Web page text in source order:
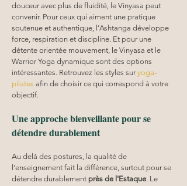
douceur avec plus de fluidité, le Vinyasa peut
convenir. Pour ceux qui aiment une pratique
soutenue et authentique, l’Ashtanga développe
force, respiration et discipline. Et pour une
détente orientée mouvement, le Vinyasa et le
Warrior Yoga dynamique sont des options
intéressantes. Retrouvez les styles sur yoga-
pilates afin de choisir ce qui correspond à votre
objectif.
Une approche bienveillante pour se
détendre durablement
Au delà des postures, la qualité de
l’enseignement fait la différence, surtout pour se
détendre durablement près de l'Estaque. Le